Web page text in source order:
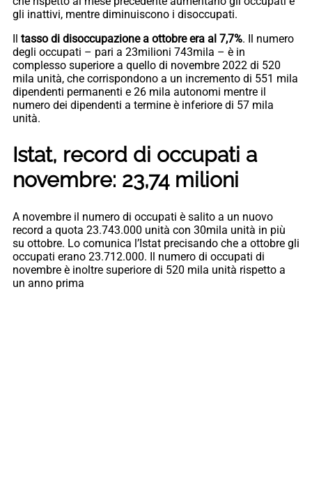
gli inattivi, mentre diminuiscono i disoccupati.
Il tasso di disoccupazione a ottobre era al 7,7%. Il numero
degli occupati – pari a 23milioni 743mila – è in
complesso superiore a quello di novembre 2022 di 520
mila unità, che corrispondono a un incremento di 551 mila
dipendenti permanenti e 26 mila autonomi mentre il
numero dei dipendenti a termine è inferiore di 57 mila
unità.
Istat, record di occupati a
novembre: 23,74 milioni
A novembre il numero di occupati è salito a un nuovo
record a quota 23.743.000 unità con 30mila unità in più
su ottobre. Lo comunica l’Istat precisando che a ottobre gli
occupati erano 23.712.000. Il numero di occupati di
novembre è inoltre superiore di 520 mila unità rispetto a
un anno prima